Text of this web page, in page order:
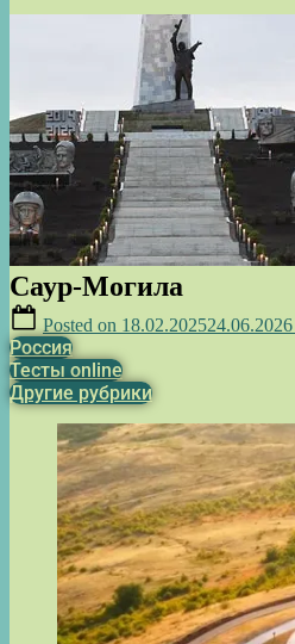
Саур-Могила
Posted on 18.02.202524.06.2026
Россия
Тесты online
Другие рубрики